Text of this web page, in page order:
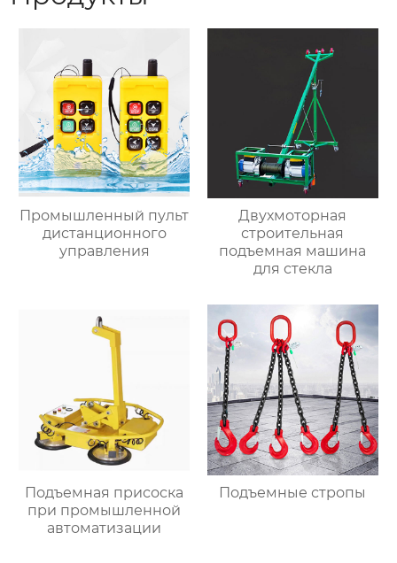
Промышленный пульт
дистанционного
управления
Двухмоторная
строительная
подъемная машина
для стекла
Подъемная присоска
при промышленной
автоматизации
Подъемные стропы